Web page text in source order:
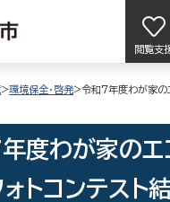
閲覧支
>環境保全・啓発>令和7年度わが家の
度わが家のエ
トコンテスト